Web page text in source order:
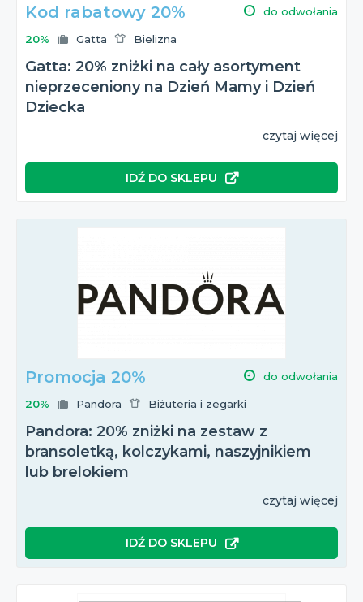
Kod rabatowy 20% do odwołania
20% Gatta Bielizna
Gatta: 20% zniżki na cały asortyment
nieprzeceniony na Dzień Mamy i Dzień
Dziecka
czytaj więcej
IDŹ DO SKLEPU
Promocja 20% do odwołania
20% Pandora Biżuteria i zegarki
Pandora: 20% zniżki na zestaw z
bransoletką, kolczykami, naszyjnikiem
lub brelokiem
czytaj więcej
IDŹ DO SKLEPU